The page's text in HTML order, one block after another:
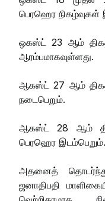
பெரஹெர
ஒகஸ்ட் 23 ஆம்
ஆரம்பமாகவுள்ளது.
ஆகஸ்ட் 27 ஆம்
நடைபெறும்.
ஆகஸ்ட் 28 ஆம்
பெரஹெர இடம்பெறும்.
அதனைத்
ஜனாதிபதி